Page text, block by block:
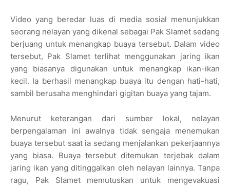
Video yang beredar luas di media sosial menunjukkan
seorang nelayan yang dikenal sebagai Pak Slamet sedang
berjuang untuk menangkap buaya tersebut. Dalam video
tersebut, Pak Slamet terlihat menggunakan jaring ikan
yang biasanya digunakan untuk menangkap ikan-ikan
kecil. Ia berhasil menangkap buaya itu dengan hati-hati,
sambil berusaha menghindari gigitan buaya yang tajam.
Menurut keterangan dari sumber lokal, nelayan
berpengalaman ini awalnya tidak sengaja menemukan
buaya tersebut saat ia sedang menjalankan pekerjaannya
yang biasa. Buaya tersebut ditemukan terjebak dalam
jaring ikan yang ditinggalkan oleh nelayan lainnya. Tanpa
ragu, Pak Slamet memutuskan untuk mengevakuasi